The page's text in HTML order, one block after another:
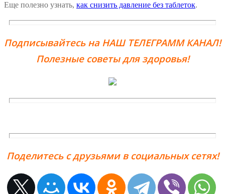
Еще полезно узнать, как снизить давление без таблеток.
Подписывайтесь на НАШ ТЕЛЕГРАММ КАНАЛ!
Полезные советы для здоровья!
Поделитесь с друзьями в социальных сетях!